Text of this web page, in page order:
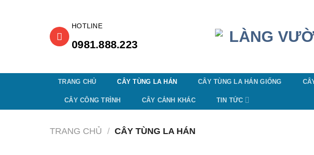
0981.888.223
TRANG CHỦ CÂY TÙNG LA HÁN CÂY TÙNG LA HÁN GIỐNG
CÂY CÔNG TRÌNH CÂY CẢNH KHÁC TIN TỨC
TRANG CHỦ / CÂY TÙNG LA HÁN